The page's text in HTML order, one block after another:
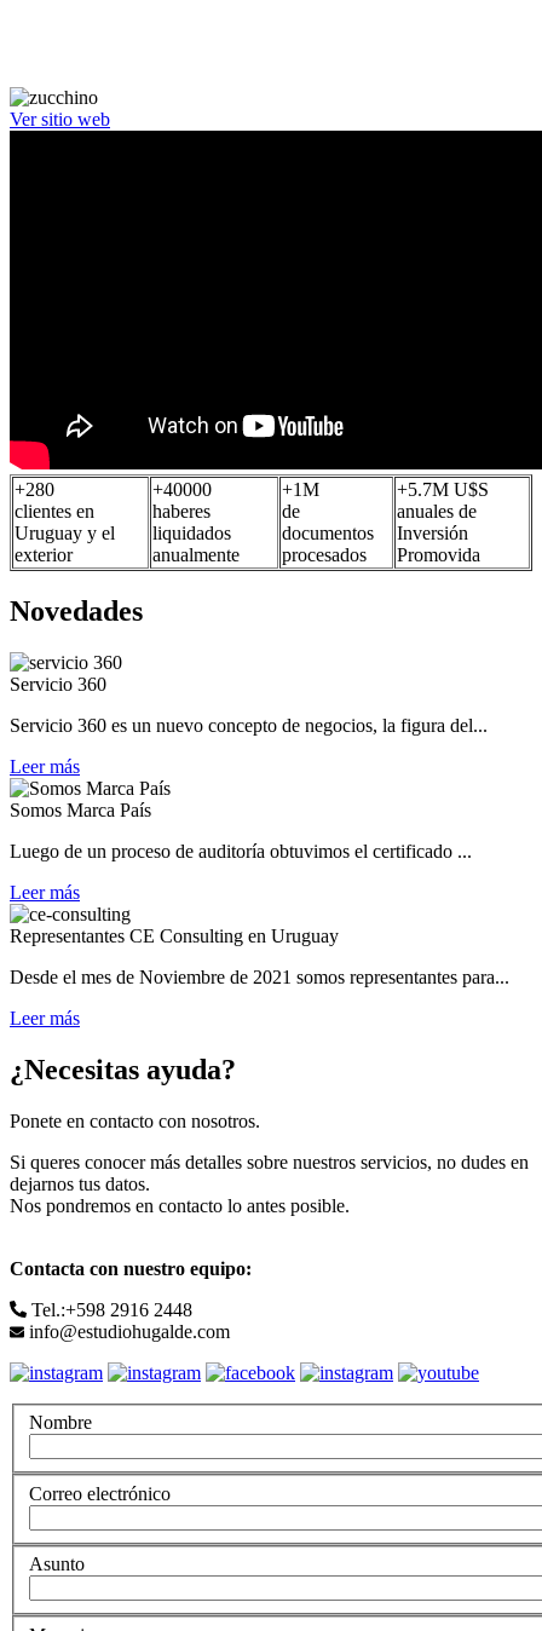
Ver sitio web
+280
clientes en
Uruguay y el
exterior
+40000
haberes
liquidados
anualmente
+1M
de
documentos
procesados
+5.7M U$S
anuales de
Inversión
Promovida
Novedades
Servicio 360
Servicio 360 es un nuevo concepto de negocios, la figura del...
Leer más
Somos Marca País
Luego de un proceso de auditoría obtuvimos el certificado ...
Leer más
Representantes CE Consulting en Uruguay
Desde el mes de Noviembre de 2021 somos representantes para...
Leer más
¿Necesitas ayuda?
Ponete en contacto con nosotros.
Si queres conocer más detalles sobre nuestros servicios, no dudes en
dejarnos tus datos.
Nos pondremos en contacto lo antes posible.
Contacta con nuestro equipo:
Tel.:+598 2916 2448
info@estudiohugalde.com
Nombre
Correo electrónico
Asunto